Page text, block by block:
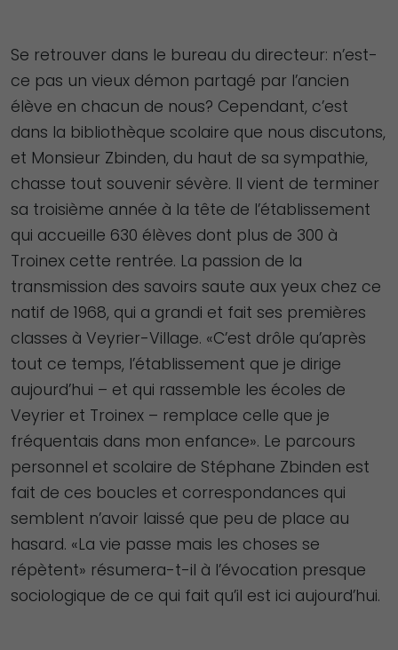
Se retrouver dans le bureau du directeur: n’est-
ce pas un vieux démon partagé par l’ancien
élève en chacun de nous? Cependant, c’est
dans la bibliothèque scolaire que nous discutons,
et Monsieur Zbinden, du haut de sa sympathie,
chasse tout souvenir sévère. Il vient de terminer
sa troisième année à la tête de l’établissement
qui accueille 630 élèves dont plus de 300 à
Troinex cette rentrée. La passion de la
transmission des savoirs saute aux yeux chez ce
natif de 1968, qui a grandi et fait ses premières
classes à Veyrier-Village. «C’est drôle qu’après
tout ce temps, l’établissement que je dirige
aujourd’hui – et qui rassemble les écoles de
Veyrier et Troinex – remplace celle que je
fréquentais dans mon enfance». Le parcours
personnel et scolaire de Stéphane Zbinden est
fait de ces boucles et correspondances qui
semblent n’avoir laissé que peu de place au
hasard. «La vie passe mais les choses se
répètent» résumera-t-il à l’évocation presque
sociologique de ce qui fait qu’il est ici aujourd’hui.